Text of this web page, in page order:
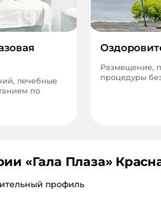
лечебные
по
Размещение,
процедуры
«Гала Плаза»
профиль